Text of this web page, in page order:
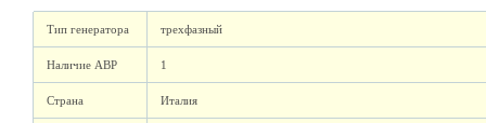
Тип генератора трехфазный
Наличие АВР 1
Страна Италия